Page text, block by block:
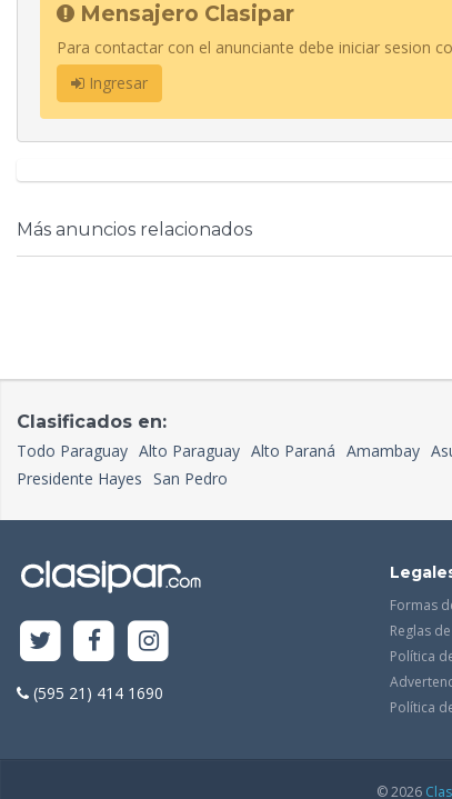
Mensajero Clasipar
Para contactar con el anunciante debe iniciar sesion
Ingresar
Más anuncios relacionados
Clasificados en:
Todo Paraguay Alto Paraguay Alto Paraná Amambay
Presidente Hayes San Pedro
(595 21) 414 1690
Formas
Reglas
Política
Política
© 2026